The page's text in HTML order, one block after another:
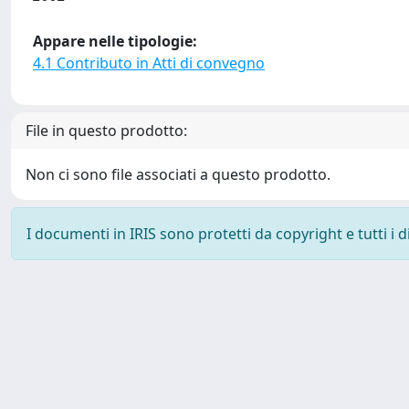
Appare nelle tipologie:
4.1 Contributo in Atti di convegno
File in questo prodotto:
Non ci sono file associati a questo prodotto.
I documenti in IRIS sono protetti da copyright e tutti i